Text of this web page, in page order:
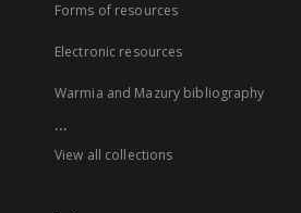
Forms of resources
Electronic resources
Warmia and Mazury bibliography
...
View all collections